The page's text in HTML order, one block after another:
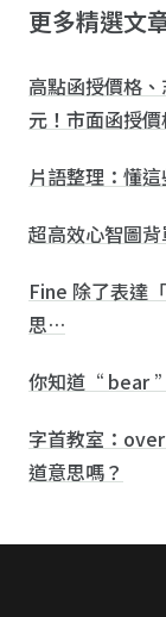
更多精選文
高點函授價格
元！市面函授
片語整理：懂
超高效心智圖
Fine 除了表達
思…
你知道“ bear
字首教室：
道意思嗎？